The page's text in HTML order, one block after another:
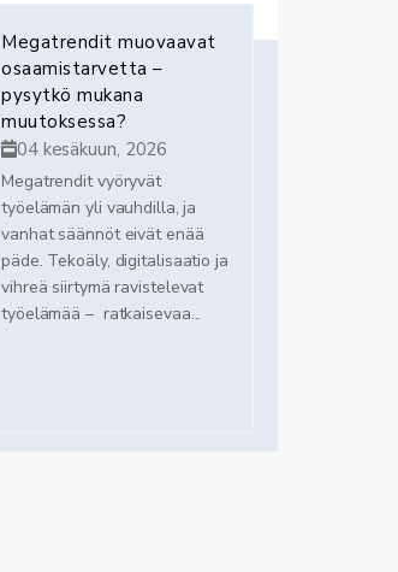
Megatrendit muovaavat
osaamistarvetta –
pysytkö mukana
muutoksessa?
04 kesäkuun, 2026
Megatrendit vyöryvät
työelämän yli vauhdilla, ja
vanhat säännöt eivät enää
päde. Tekoäly, digitalisaatio ja
vihreä siirtymä ravistelevat
työelämää – ratkaisevaa...